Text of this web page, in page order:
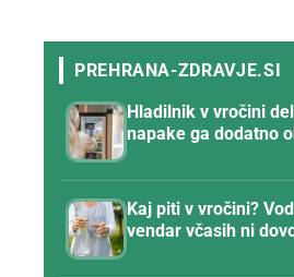
Hladilnik v vročini
napake ga dodatno
Kaj piti v vročini?
vendar včasih ni